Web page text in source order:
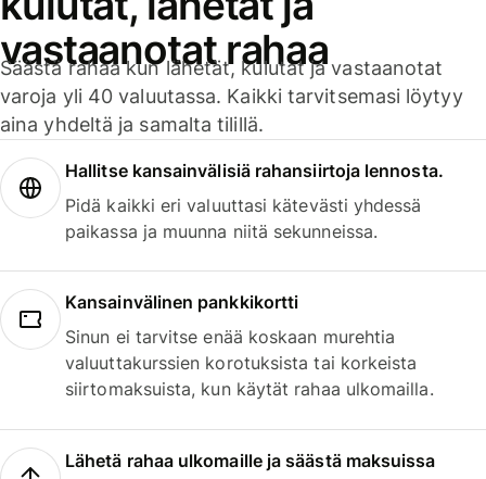
vastaanotat rahaa
Säästä rahaa kun lähetät, kulutat ja vastaanotat
varoja yli 40 valuutassa. Kaikki tarvitsemasi löytyy
aina yhdeltä ja samalta tilillä.
Hallitse kansainvälisiä rahansiirtoja lennosta.
Pidä kaikki eri valuuttasi kätevästi yhdessä
paikassa ja muunna niitä sekunneissa.
Kansainvälinen pankkikortti
Sinun ei tarvitse enää koskaan murehtia
valuuttakurssien korotuksista tai korkeista
siirtomaksuista, kun käytät rahaa ulkomailla.
Lähetä rahaa ulkomaille ja säästä maksuissa